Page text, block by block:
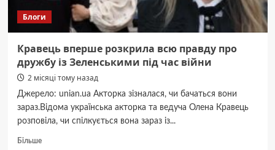
Блоги
Кравець вперше розкрила всю правду про
дружбу із Зеленськими під час війни
2 місяці тому назад
Джерело: unian.ua Акторка зізналася, чи бачаться вони
зараз.Відома українська акторка та ведуча Олена Кравець
розповіла, чи спілкується вона зараз із...
БільшеДокладніше